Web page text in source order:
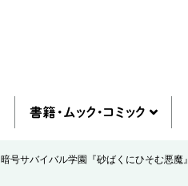
暗号サバイバル学園『砂ばくにひそむ悪魔』